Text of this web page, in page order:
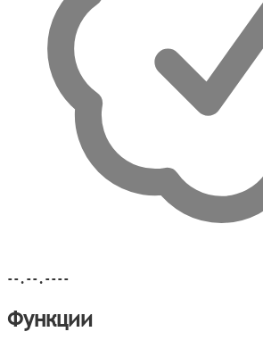
--.--.----
Функции